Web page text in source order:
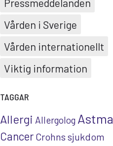
Vården i Sverige
Vården internationellt
Viktig information
TAGGAR
Allergi Allergolog Astma
Cancer Crohns sjukdom